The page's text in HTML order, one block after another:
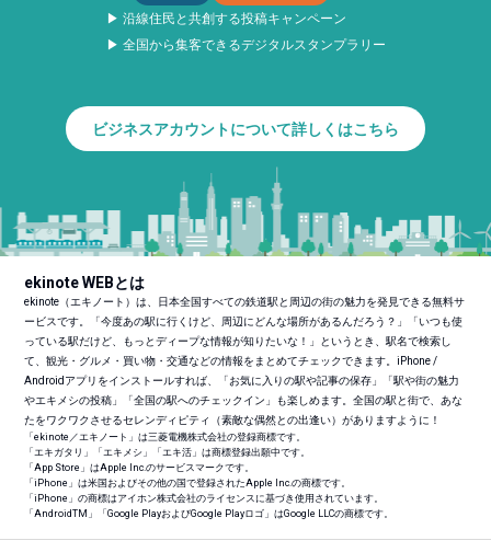
▶ 沿線住民と共創する投稿キャンペーン
▶ 全国から集客できるデジタルスタンプラリー
ビジネスアカウントについて詳しくはこちら
ekinote WEBとは
ekinote（エキノート）は、日本全国すべての鉄道駅と周辺の街の魅力を発見できる無料サ
ービスです。「今度あの駅に行くけど、周辺にどんな場所があるんだろう？」「いつも使
っている駅だけど、もっとディープな情報が知りたいな！」というとき、駅名で検索し
て、観光・グルメ・買い物・交通などの情報をまとめてチェックできます。iPhone /
Androidアプリをインストールすれば、「お気に入りの駅や記事の保存」「駅や街の魅力
やエキメシの投稿」「全国の駅へのチェックイン」も楽しめます。全国の駅と街で、あな
たをワクワクさせるセレンディピティ（素敵な偶然との出逢い）がありますように！
「ekinote／エキノート」は三菱電機株式会社の登録商標です。
「エキガタリ」「エキメシ」「エキ活」は商標登録出願中です。
「App Store」はApple Inc.のサービスマークです。
「iPhone」は米国およびその他の国で登録されたApple Inc.の商標です。
「iPhone」の商標はアイホン株式会社のライセンスに基づき使用されています。
「AndroidTM 」「Google PlayおよびGoogle Playロゴ」はGoogle LLCの商標です。